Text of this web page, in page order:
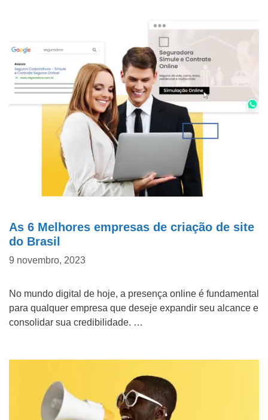
As 6 Melhores empresas de criação de site
do Brasil
9 novembro, 2023
No mundo digital de hoje, a presença online é fundamental
para qualquer empresa que deseje expandir seu alcance e
consolidar sua credibilidade. …